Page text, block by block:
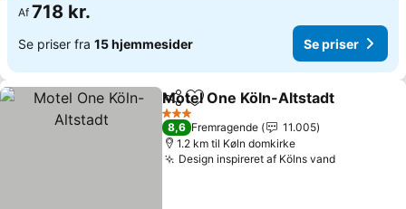
Af 718 kr.
Se priser fra 15 hjemmesider Se priser
Del Føj til favoritter
Motel One Köln-Altstadt
3 Stjerner
8,6 Fremragende
11.005
1.2 km til Køln domkirke
Design inspireret af Kölns vandSe priser